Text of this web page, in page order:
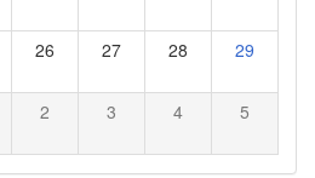
26 27 28 29
2 3 4 5